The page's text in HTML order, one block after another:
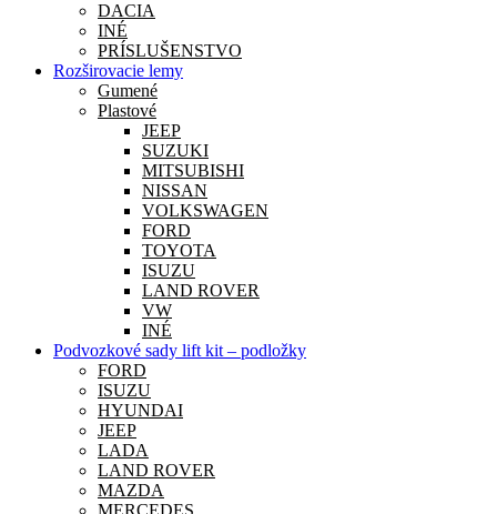
DACIA
INÉ
PRÍSLUŠENSTVO
Rozširovacie lemy
Gumené
Plastové
JEEP
SUZUKI
MITSUBISHI
NISSAN
VOLKSWAGEN
FORD
TOYOTA
ISUZU
LAND ROVER
VW
INÉ
Podvozkové sady lift kit – podložky
FORD
ISUZU
HYUNDAI
JEEP
LADA
LAND ROVER
MAZDA
MERCEDES